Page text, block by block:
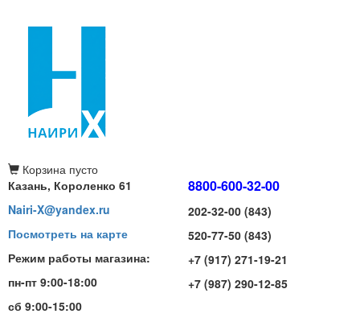
Корзина пусто
Казань, Короленко 61
Nairi-X@yandex.ru
Посмотреть на карте
Режим работы магазина:
пн-пт 9:00-18:00
сб 9:00-15:00
8800-600-32-00
202-32-00 (843)
520-77-50 (843)
+7 (917) 271-19-21
+7 (987) 290-12-85